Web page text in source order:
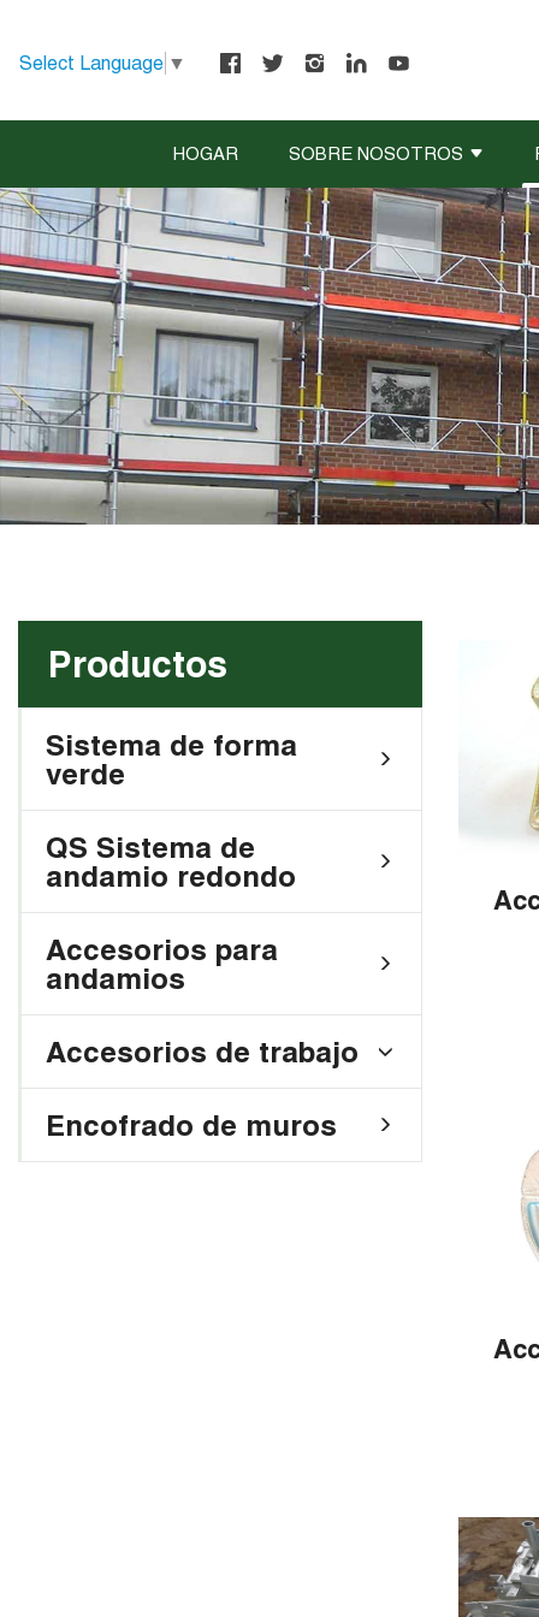
Select Language ▼
HOGAR SOBRE NOSOTROS
Productos
Sistema de forma
verde
QS Sistema de
andamio redondo
Accesorios para
andamios
Accesorios de trabajo
Encofrado de muros